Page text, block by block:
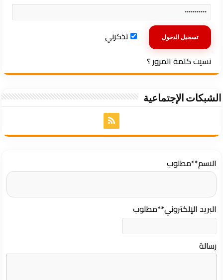
تذكرني
نسيت كلمة المرور ؟
الشبكات الإجتماعية
الاسم**مطلوب
البريد الإلكتروني**مطلوب
رسالة